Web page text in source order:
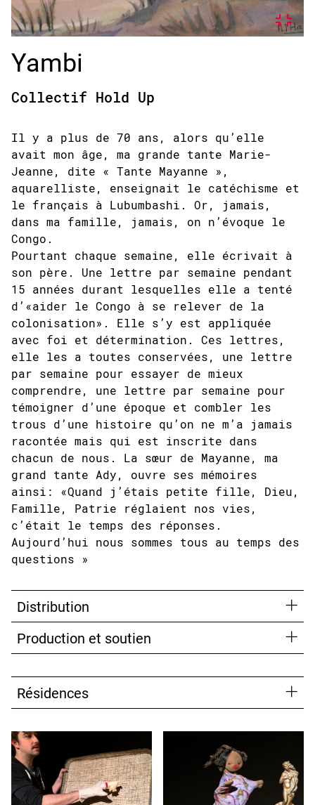
Yambi
Collectif Hold Up
Il y a plus de 70 ans, alors qu’elle
avait mon âge, ma grande tante Marie-
Jeanne, dite « Tante Mayanne »,
aquarelliste, enseignait le catéchisme et
le français à Lubumbashi. Or, jamais,
dans ma famille, jamais, on n’évoque le
Congo.
Pourtant chaque semaine, elle écrivait à
son père. Une lettre par semaine pendant
15 années durant lesquelles elle a tenté
d’«aider le Congo à se relever de la
colonisation». Elle s’y est appliquée
avec foi et détermination. Ces lettres,
elle les a toutes conservées, une lettre
par semaine pour essayer de mieux
comprendre, une lettre par semaine pour
témoigner d’une époque et combler les
trous d’une histoire qu’on ne m’a jamais
racontée mais qui est inscrite dans
chacun de nous. La sœur de Mayanne, ma
grand tante Ady, ouvre ses mémoires
ainsi: «Quand j’étais petite fille, Dieu,
Famille, Patrie réglaient nos vies,
c’était le temps des réponses.
Aujourd’hui nous sommes tous au temps des
questions »
Distribution
Production et soutien
Résidences